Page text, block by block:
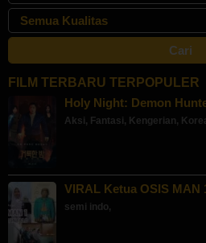
FILM TERBARU TERPOPULER
Holy Night: Demon
Aksi, Fantasi, Kengerian,
VIRAL Ketua OSIS
semi indo,